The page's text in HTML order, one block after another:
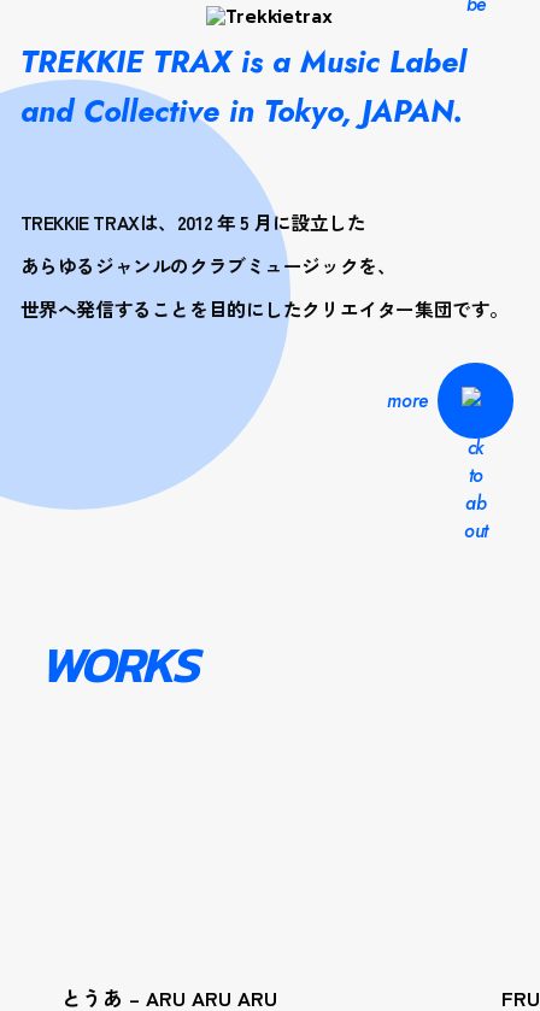
TREKKIE TRAXは、2012 年 5 月に設立した
あらゆるジャンルのクラブミュージックを、
世界へ発信することを目的にしたクリエイター集団です。
TREKKIE TRAX is a Music Label
and Collective in Tokyo, JAPAN.
more
WORKS
とうあ – ARU ARU ARU